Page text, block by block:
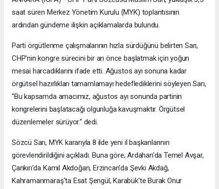
saat süren Merkez Yönetim Kurulu (MYK) toplantısının
ardından gündeme ilişkin açıklamalarda bulundu.
Parti örgütlenme çalışmalarının hızla sürdüğünü belirten Sarı,
CHP'nin kongre sürecini bir an önce başlatmak için yoğun
mesai harcadıklarını ifade etti. Ağustos ayı sonuna kadar
örgütsel hazırlıkları tamamlamayı hedeflediklerini söyleyen Sarı,
"Bu kapsamda amacımız, ağustos ayı sonunda partinin
kongrelerini başlatacağı olgunluğa kavuşmaktır. Örgütsel
düzenlemeler sürüyor." dedi.
Sözcü Sarı, MYK kararıyla 8 ilde yeni il başkanlarının
görevlendirildiğini açıkladı. Buna göre; Ardahan'da Temel Avşar,
Çankırı'da Kamil Akdoğan, Erzincan'da Şevki Akdağ,
Kahramanmaraş'ta Esat Şengül, Karabük'te Burak Onur